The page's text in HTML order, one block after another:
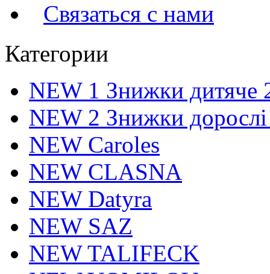
Связаться с нами
Категории
NEW 1 Знижки дитяче
NEW 2 Знижки
NEW Caroles
NEW CLASNA
NEW Datyra
NEW SAZ
NEW TALIFECK